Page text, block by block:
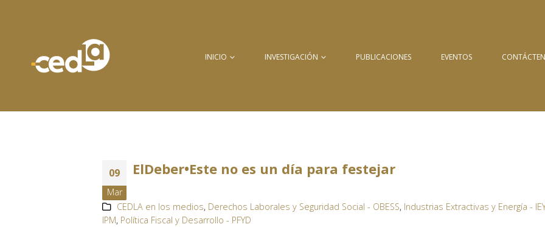
INICIO INVESTIGACIÓN PUBLICACIONES EVENTOS
09
Mar
ElDeber•Este no es un día para festejar
CEDLA en los medios, Derechos Laborales y Seguridad Social - OBESS, Industrias Extractivas y Energía -
IPM, Política Fiscal y Desarrollo - PFYD